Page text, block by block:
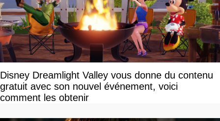
Disney Dreamlight Valley vous donne du contenu
gratuit avec son nouvel événement, voici
comment les obtenir